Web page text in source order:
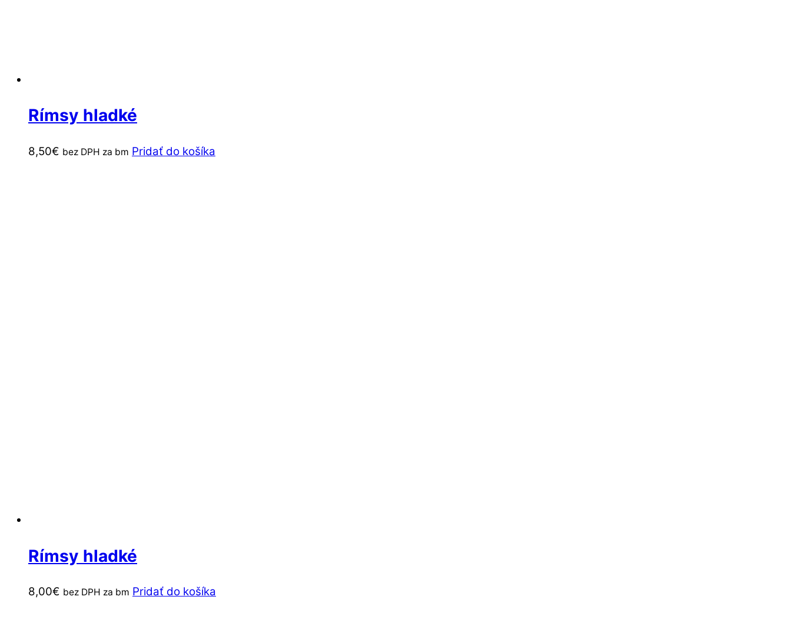
Rímsy hladké
8,50€ bez DPH za bm Pridať do košíka
Rímsy hladké
8,00€ bez DPH za bm Pridať do košíka